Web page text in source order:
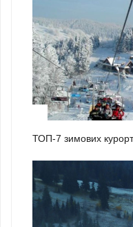
ТОП-7 зимових